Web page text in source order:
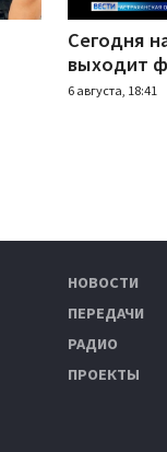
Сегодня
выходит
6 августа, 18:41
НОВОСТИ
ПЕРЕДАЧИ
РАДИО
ПРОЕКТЫ